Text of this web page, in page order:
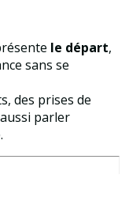
le départ,
sans se
des prises de
parler